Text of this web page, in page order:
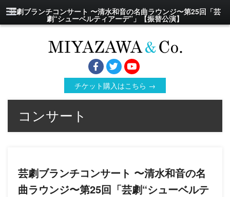
芸劇ブランチコンサート 〜清水和音の名曲ラウンジ〜第25回「芸
劇“シューベルティアーデ”」【振替公演】
チケット購入はこちら →
コンサート
芸劇ブランチコンサート 〜清水和音の名
曲ラウンジ〜第25回「芸劇“シューベルテ